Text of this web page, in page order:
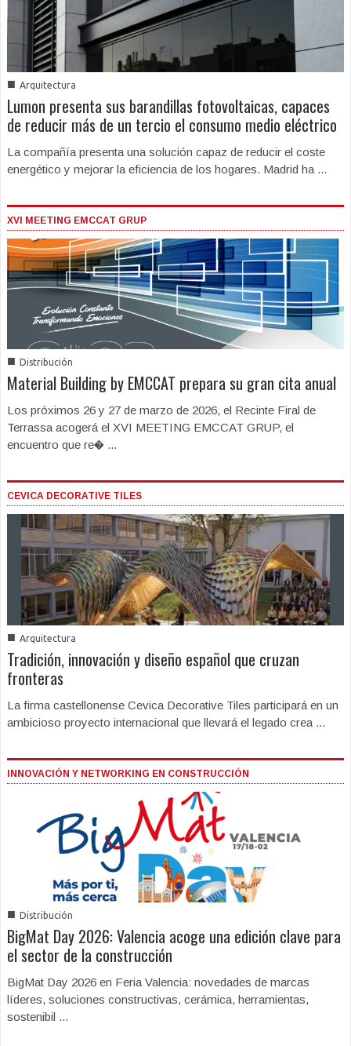
■ Arquitectura
Lumon presenta sus barandillas fotovoltaicas, capaces
de reducir más de un tercio el consumo medio eléctrico
La compañía presenta una solución capaz de reducir el coste
energético y mejorar la eficiencia de los hogares. Madrid ha ...
XVI MEETING EMCCAT GRUP
■ Distribución
Material Building by EMCCAT prepara su gran cita anual
Los próximos 26 y 27 de marzo de 2026, el Recinte Firal de
Terrassa acogerá el XVI MEETING EMCCAT GRUP, el
encuentro que re� ...
CEVICA DECORATIVE TILES
■ Arquitectura
Tradición, innovación y diseño español que cruzan
fronteras
La firma castellonense Cevica Decorative Tiles participará en un
ambicioso proyecto internacional que llevará el legado crea ...
INNOVACIÓN Y NETWORKING EN CONSTRUCCIÓN
■ Distribución
BigMat Day 2026: Valencia acoge una edición clave para
el sector de la construcción
BigMat Day 2026 en Feria Valencia: novedades de marcas
líderes, soluciones constructivas, cerámica, herramientas,
sostenibil ...